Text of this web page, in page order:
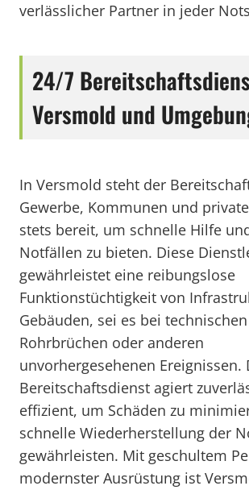
verlässlicher Partner in jeder
24/7
Versmold und
In Versmold steht der
Gewerbe, Kommunen und
stets bereit, um schnelle Hilfe
Notfällen zu bieten. Diese
gewährleistet eine reibungslose
Funktionstüchtigkeit von
Gebäuden, sei es bei
Rohrbrüchen oder anderen
unvorhergesehenen Ereignissen.
Bereitschaftsdienst agiert
effizient, um Schäden zu
schnelle Wiederherstellung der
gewährleisten. Mit geschultem
modernster Ausrüstung ist